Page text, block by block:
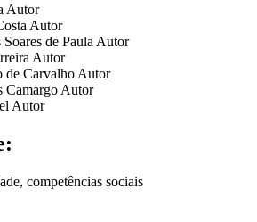
Autor
Autor
de Paula Autor
Autor
de Carvalho Autor
Camargo Autor
Autor
competências sociais